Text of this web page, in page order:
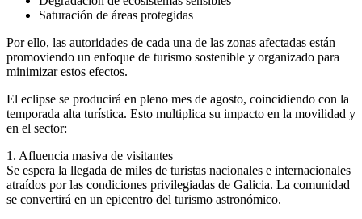
Saturación de áreas protegidas
Por ello, las autoridades de cada una de las zonas afectadas están
promoviendo un enfoque de turismo sostenible y organizado para
minimizar estos efectos.
El eclipse se producirá en pleno mes de agosto, coincidiendo con la
temporada alta turística. Esto multiplica su impacto en la movilidad y
en el sector:
1. Afluencia masiva de visitantes
Se espera la llegada de miles de turistas nacionales e internacionales
atraídos por las condiciones privilegiadas de Galicia. La comunidad
se convertirá en un epicentro del turismo astronómico.